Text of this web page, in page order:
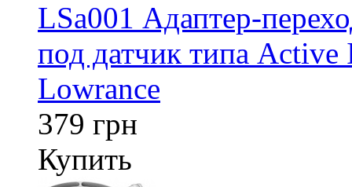
LSa001 Адаптер-
под датчик типа Active
Lowrance
379 грн
Купить